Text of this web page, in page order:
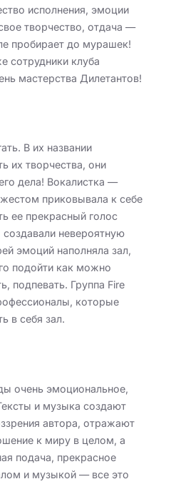
исполнения, эмоции
творчество, отдача —
пробирает до мурашек!
сотрудники клуба
мастерства Дилетантов!
В их названии
их творчества, они
дела! Вокалистка —
приковывала к себе
ее прекрасный голос
невероятную
эмоций наполняла зал,
подойти как можно
подпевать. Группа Fire
которые
в себя зал.
очень эмоциональное,
и музыка создают
автора, отражают
к миру в целом, а
подача, прекрасное
и музыкой — все это